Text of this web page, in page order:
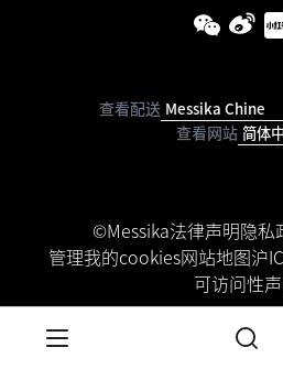
©Messika法律声明隐私
管理我的cookies网站地图沪
可访问性
查看配送
查看网站